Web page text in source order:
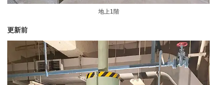
地上1階
更新前